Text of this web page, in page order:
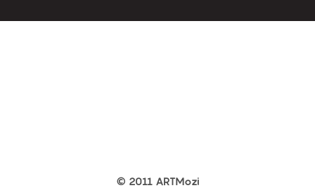
© 2011 ARTMozi